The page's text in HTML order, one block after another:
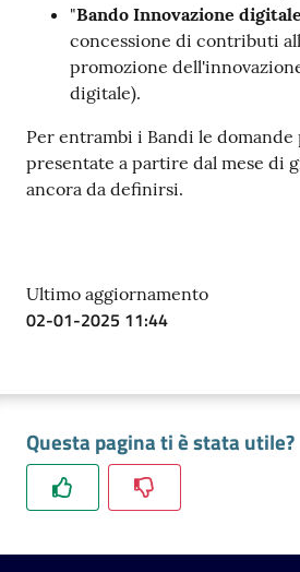
Accedi
Registrati
"Bando Innovazione
concessione di contributi
promozione
digitale).
Per entrambi i Bandi le domande
presentate a partire dal mese di
ancora da definirsi.
Ultimo aggiornamento
02-01-2025 11:44
Questa pagina ti è stata utile?